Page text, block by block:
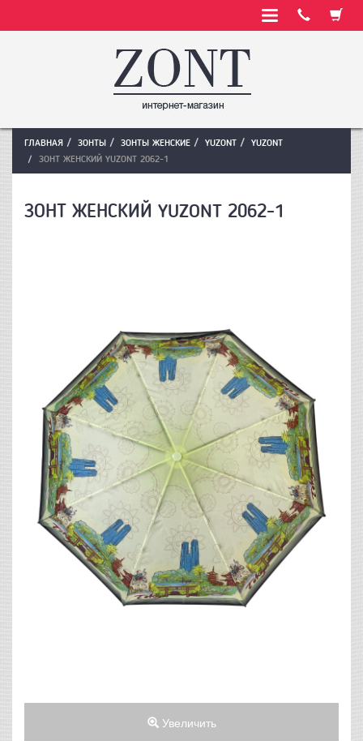
ГЛАВНАЯ ЗОНТЫ ЗОНТЫ ЖЕНСКИЕ YUZONT
YUZONT
ЗОНТ ЖЕНСКИЙ YUZONT 2062-1
ЗОНТ ЖЕНСКИЙ YUZONT 2062-1
Увеличить